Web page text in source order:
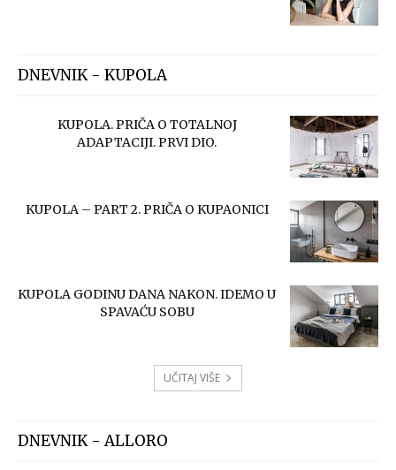
DNEVNIK - KUPOLA
KUPOLA. PRIČA O TOTALNOJ
ADAPTACIJI. PRVI DIO.
KUPOLA – PART 2. PRIČA O KUPAONICI
KUPOLA GODINU DANA NAKON. IDEMO U
SPAVAĆU SOBU
UČITAJ VIŠE
DNEVNIK - ALLORO